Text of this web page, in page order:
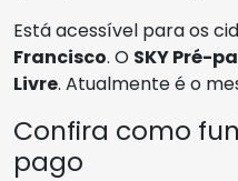
Está acessível para os
Francisco. O SKY Pré-
Livre. Atualmente é o
Confira como
pago